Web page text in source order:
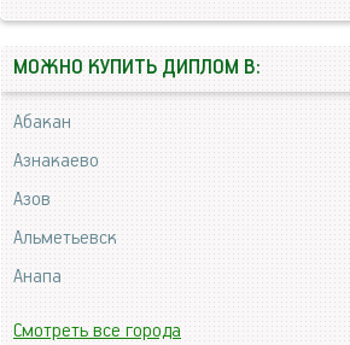
МОЖНО КУПИТЬ ДИПЛОМ В:
Абакан
Азнакаево
Азов
Альметьевск
Анапа
Смотреть все города